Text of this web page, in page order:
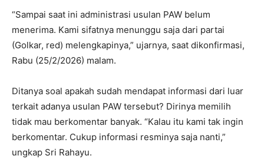
“Sampai saat ini administrasi usulan PAW belum
menerima. Kami sifatnya menunggu saja dari partai
(Golkar, red) melengkapinya,” ujarnya, saat dikonfirmasi,
Rabu (25/2/2026) malam.
Ditanya soal apakah sudah mendapat informasi dari luar
terkait adanya usulan PAW tersebut? Dirinya memilih
tidak mau berkomentar banyak. “Kalau itu kami tak ingin
berkomentar. Cukup informasi resminya saja nanti,”
ungkap Sri Rahayu.